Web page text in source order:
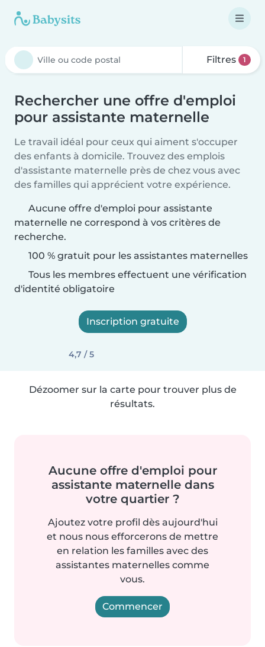
Filtres 1
Rechercher une offre d'emploi
pour assistante maternelle
Le travail idéal pour ceux qui aiment s'occuper
des enfants à domicile. Trouvez des emplois
d'assistante maternelle près de chez vous avec
des familles qui apprécient votre expérience.
Aucune offre d'emploi pour assistante
maternelle ne correspond à vos critères de
recherche.
100 % gratuit pour les assistantes maternelles
Tous les membres effectuent une vérification
d'identité obligatoire
Inscription gratuite
4,7 / 5
Dézoomer sur la carte pour trouver plus de
résultats.
Aucune offre d'emploi pour
assistante maternelle dans
votre quartier ?
Ajoutez votre profil dès aujourd'hui
et nous nous efforcerons de mettre
en relation les familles avec des
assistantes maternelles comme
vous.
Commencer